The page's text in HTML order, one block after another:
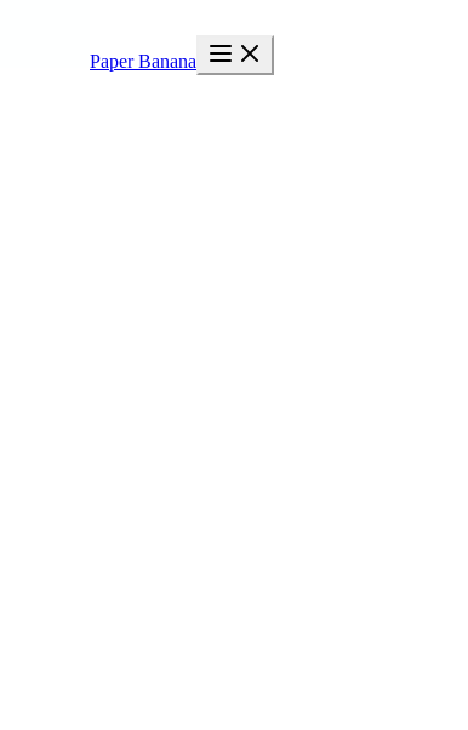
Paper Banana